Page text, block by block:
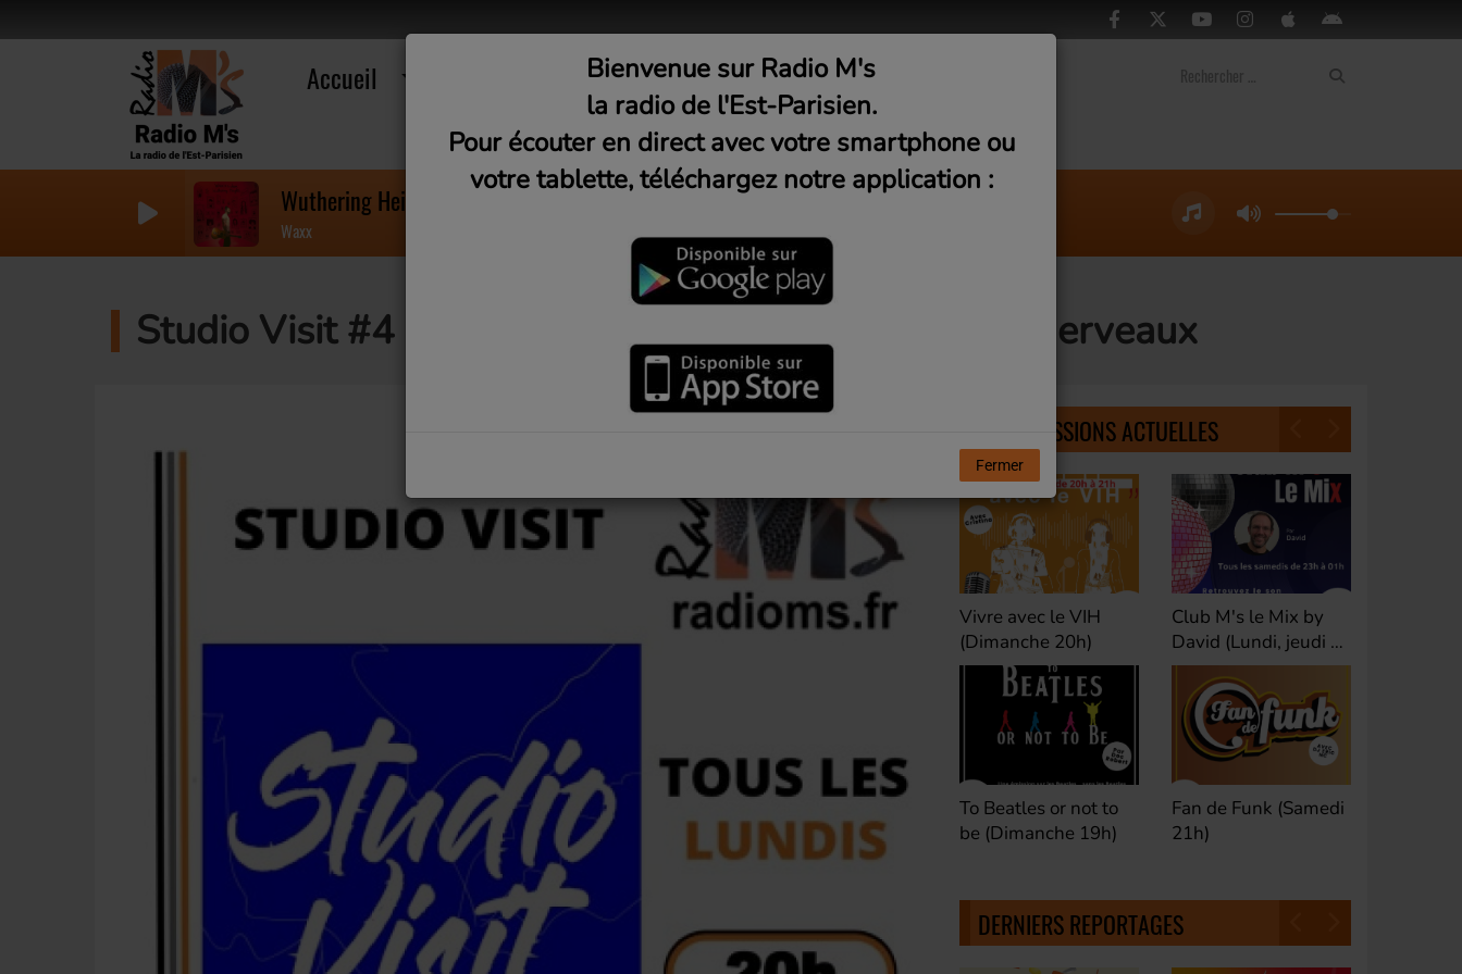
Accueil Musique Médias
Wuthering Heights (Feat. Jain)
Waxx
Studio Visit #4 - Perspective de rêve avec Caroline Derveaux
NOS ÉMISSIONS ACTUELLES
Une heure avant la
(Dimanche 21h)
Vivre avec le VIH
(Dimanche 20h)
To Beatles or not to
be (Dimanche 19h)
Club M's le Mix by
David (Lundi, jeudi et
samedi 23h)
Fan de Funk (Samedi
21h)
DERNIERS REPORTAGES
Bienvenue sur Radio M's
la radio de l'Est-Parisien.
Pour écouter en direct avec votre smartphone ou
votre tablette, téléchargez notre application :
Fermer